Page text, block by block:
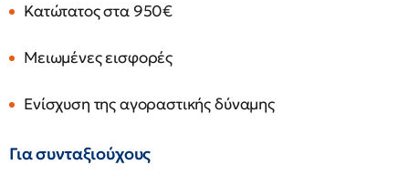
Κατώτατος στα 950€
Μειωμένες εισφορές
Ενίσχυση της αγοραστικής δύναμης
Για συνταξιούχους